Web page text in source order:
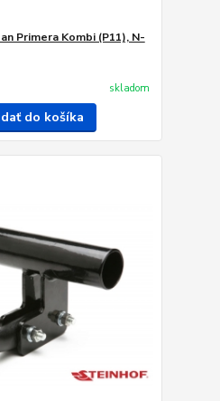
Primera Kombi (P11), N-
skladom
do košíka